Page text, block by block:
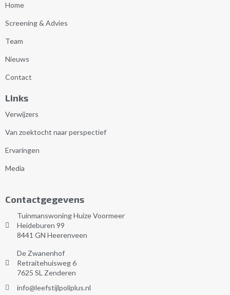
Home
Screening & Advies
Team
Nieuws
Contact
Links
Verwijzers
Van zoektocht naar perspectief
Ervaringen
Media
Contactgegevens
Tuinmanswoning Huize Voormeer
Heideburen 99
8441 GN Heerenveen
De Zwanenhof
Retraitehuisweg 6
7625 SL Zenderen
info@leefstijlpoliplus.nl